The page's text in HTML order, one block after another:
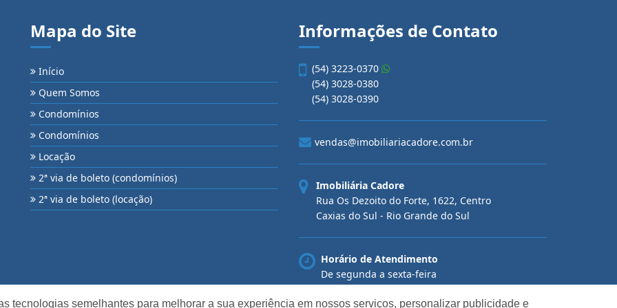
tecnologias semelhantes para melhorar a sua experiência em nossos serviços, personalizar publicidade e
Mapa do Site
Início
Quem Somos
Condomínios
Condomínios
Locação
2ª via de boleto (condomínios)
2ª via de boleto (locação)
Informações de Contato
(54) 3223-0370
(54) 3028-0380
(54) 3028-0390
vendas@imobiliariacadore.com.br
Imobiliária Cadore
Rua Os Dezoito do Forte, 1622, Centro
Caxias do Sul - Rio Grande do Sul
Horário de Atendimento
De segunda a sexta-feira
Das 08:30 às 12:00 e das 13:30 às 18:00